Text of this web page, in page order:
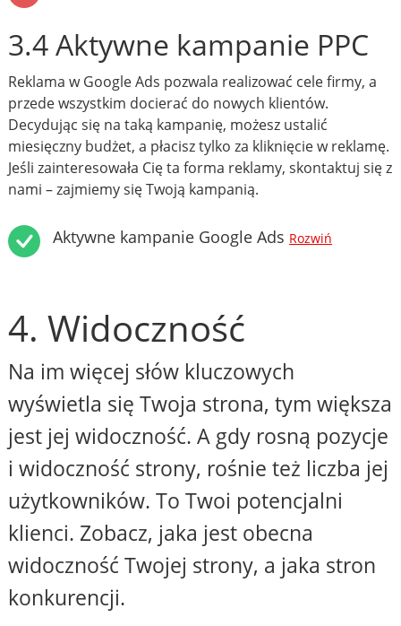
3.4 Aktywne kampanie PPC
Reklama w Google Ads pozwala realizować cele firmy, a
przede wszystkim docierać do nowych klientów.
Decydując się na taką kampanię, możesz ustalić
miesięczny budżet, a płacisz tylko za kliknięcie w reklamę.
Jeśli zainteresowała Cię ta forma reklamy, skontaktuj się z
nami – zajmiemy się Twoją kampanią.
Aktywne kampanie Google Ads Rozwiń
4. Widoczność
Na im więcej słów kluczowych
wyświetla się Twoja strona, tym większa
jest jej widoczność. A gdy rosną pozycje
i widoczność strony, rośnie też liczba jej
użytkowników. To Twoi potencjalni
klienci. Zobacz, jaka jest obecna
widoczność Twojej strony, a jaka stron
konkurencji.